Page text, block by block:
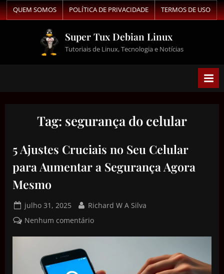
QUEM SOMOS POLÍTICA DE PRIVACIDADE TERMOS DE USO
Super Tux Debian Linux
Tutoriais de Linux, Tecnologia e Notícias
Tag: segurança do celular
5 Ajustes Cruciais no Seu Celular
para Aumentar a Segurança Agora
Mesmo
julho 31, 2025
Richard W A Silva
Nenhum comentário